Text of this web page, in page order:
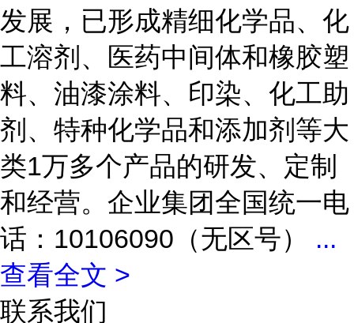
发展，已形成精细化学品、化
工溶剂、医药中间体和橡胶塑
料、油漆涂料、印染、化工助
剂、特种化学品和添加剂等大
类1万多个产品的研发、定制
和经营。企业集团全国统一电
话：10106090（无区号） ...
查看全文 >
联系我们